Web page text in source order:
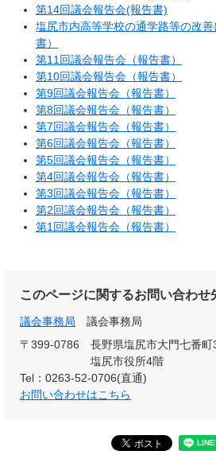
第14回議会報告会(報告書)
塩尻市内高等学校の通学路等の改
書）
第11回議会報告会（報告書）
第10回議会報告会（報告書）
第9回議会報告会（報告書）
第8回議会報告会（報告書）
第7回議会報告会（報告書）
第6回議会報告会（報告書）
第5回議会報告会（報告書）
第4回議会報告会（報告書）
第3回議会報告会（報告書）
第2回議会報告会（報告書）
第1回議会報告会（報告書）
このページに関するお問い合わせ
議会事務局
議会事務局
〒399-0786
長野県塩尻市大門七番町
塩尻市役所4階
Tel：0263-52-0706(直通)
お問い合わせはこちら